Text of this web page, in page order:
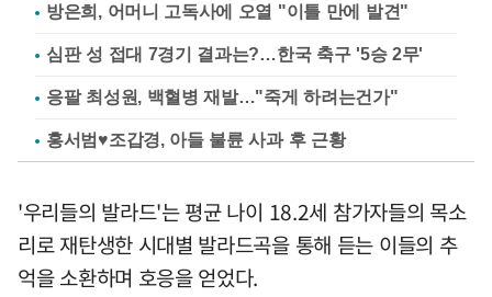
방은희, 어머니 고독사에 오열 "이틀 만에 발견"
심판 성 접대 7경기 결과는?…한국 축구 '5승 2무'
응팔 최성원, 백혈병 재발…"죽게 하려는건가"
홍서범♥조갑경, 아들 불륜 사과 후 근황
'우리들의 발라드'는 평균 나이 18.2세 참가자들의 목소
리로 재탄생한 시대별 발라드곡을 통해 듣는 이들의 추
억을 소환하며 호응을 얻었다.